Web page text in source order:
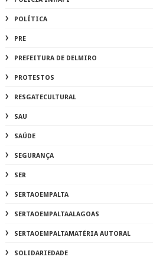
POLÍTICA
PRE
PREFEITURA DE DELMIRO
PROTESTOS
RESGATECULTURAL
SAU
SAÚDE
SEGURANÇA
SER
SERTAOEMPALTA
SERTAOEMPALTAALAGOAS
SERTAOEMPALTAMATÉRIA AUTORAL
SOLIDARIEDADE